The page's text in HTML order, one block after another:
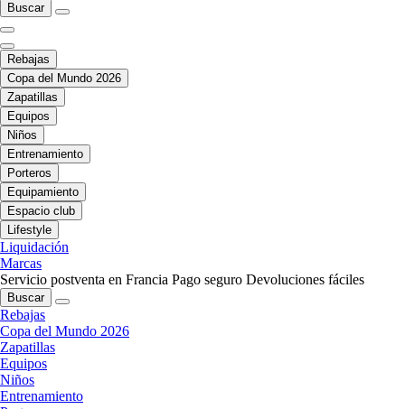
Buscar
Rebajas
Copa del Mundo 2026
Zapatillas
Equipos
Niños
Entrenamiento
Porteros
Equipamiento
Espacio club
Lifestyle
Liquidación
Marcas
Servicio postventa en Francia Pago seguro Devoluciones fáciles
Buscar
Rebajas
Copa del Mundo 2026
Zapatillas
Equipos
Niños
Entrenamiento